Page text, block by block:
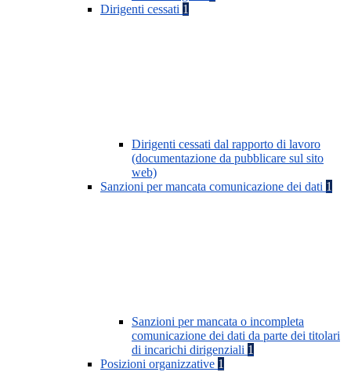
Dirigenti cessati 1
Dirigenti cessati dal rapporto di lavoro
(documentazione da pubblicare sul sito
web)
Sanzioni per mancata comunicazione dei dati 1
Sanzioni per mancata o incompleta
comunicazione dei dati da parte dei titolari
di incarichi dirigenziali 1
Posizioni organizzative 1